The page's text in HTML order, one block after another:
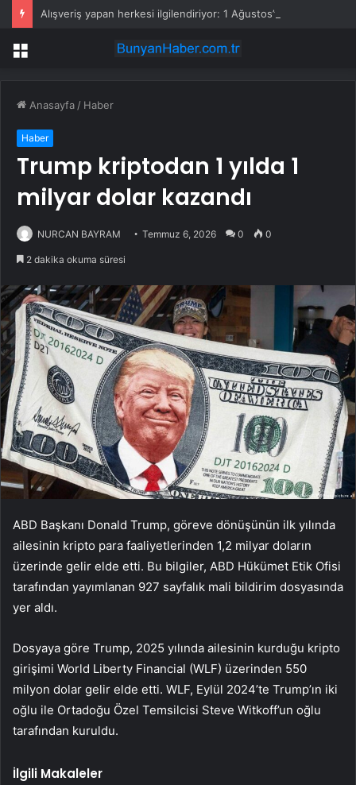
Menü
Anasayfa / Haber
Haber
Trump kriptodan 1 yılda 1
milyar dolar kazandı
NURCAN BAYRAM Temmuz 6, 2026 0 0
2 dakika okuma süresi
ABD Başkanı Donald Trump, göreve dönüşünün ilk yılında
ailesinin kripto para faaliyetlerinden 1,2 milyar doların
üzerinde gelir elde etti. Bu bilgiler, ABD Hükümet Etik Ofisi
tarafından yayımlanan 927 sayfalık mali bildirim dosyasında
yer aldı.
Dosyaya göre Trump, 2025 yılında ailesinin kurduğu kripto
girişimi World Liberty Financial (WLF) üzerinden 550
milyon dolar gelir elde etti. WLF, Eylül 2024’te Trump’ın iki
oğlu ile Ortadoğu Özel Temsilcisi Steve Witkoff’un oğlu
tarafından kuruldu.
İlgili Makaleler